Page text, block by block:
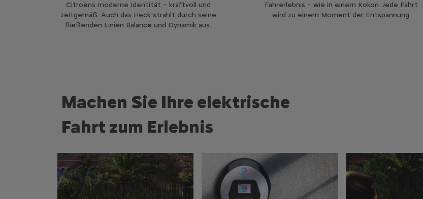
Citroëns moderne Identität – kraftvoll und
zeitgemäß. Auch das Heck strahlt durch seine
fließenden Linien Balance und Dynamik aus.
Fahrerlebnis – wie in einem Kokon. Jede Fahrt
wird zu einem Moment der Entspannung.
Machen Sie Ihre elektrische
Fahrt zum Erlebnis